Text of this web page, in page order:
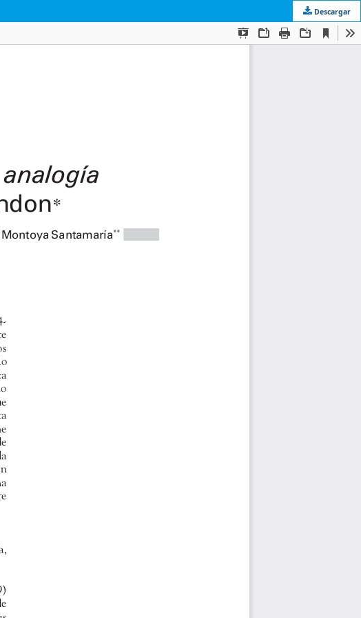
Descargar